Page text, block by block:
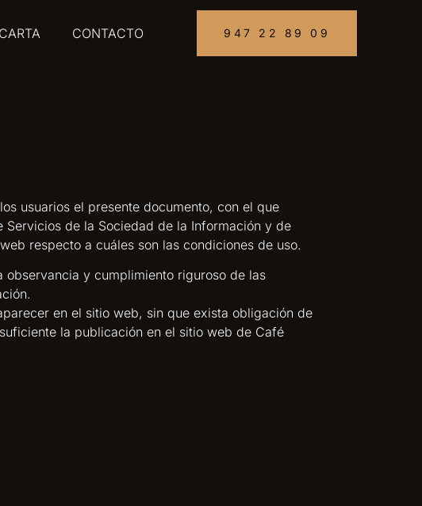
CARTA CONTACTO 947 22 89 09
usuarios el presente documento, con el que
de la Sociedad de la Información y de
respecto a cuáles son las condiciones de uso.
y cumplimiento riguroso de las
en el sitio web, sin que exista obligación de
la publicación en el sitio web de Café